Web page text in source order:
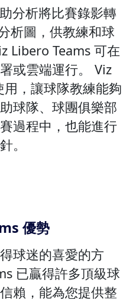
分析將比賽錄影轉
析圖，供教練和球
Libero Teams 可在
或雲端運行。 Viz
，讓球隊教練能夠
球隊、球團俱樂部
過程中，也能進行
。
優勢
球迷的喜愛的方
已贏得許多頂級球
賴，能為您提供整